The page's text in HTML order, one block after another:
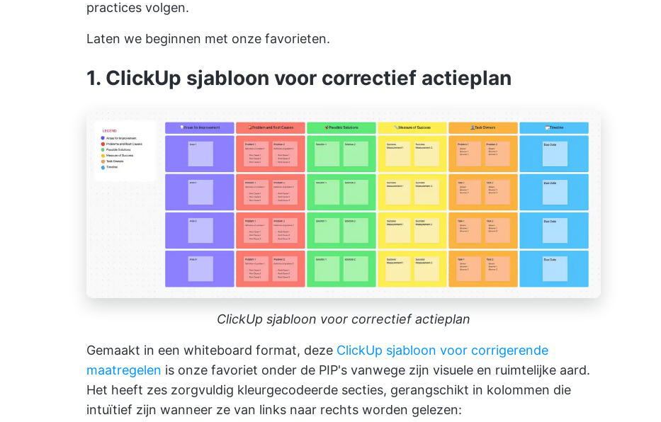
practices volgen.
Laten we beginnen met onze favorieten.
1. ClickUp sjabloon voor correctief actieplan
ClickUp sjabloon voor correctief actieplan
Gemaakt in een whiteboard format, deze ClickUp sjabloon voor corrigerende
maatregelen is onze favoriet onder de PIP's vanwege zijn visuele en ruimtelijke aard.
Het heeft zes zorgvuldig kleurgecodeerde secties, gerangschikt in kolommen die
intuïtief zijn wanneer ze van links naar rechts worden gelezen: